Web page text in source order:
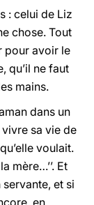
: celui de Liz
chose. Tout
pour avoir le
qu’il ne faut
mains.
dans un
sa vie de
voulait.
mère…’’. Et
et si
en